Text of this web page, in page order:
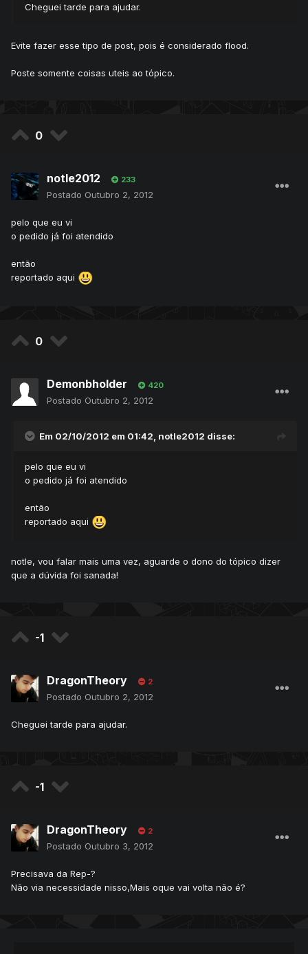
Cheguei tarde para ajudar.
Evite fazer esse tipo de post, pois é considerado flood.
Poste somente coisas uteis ao tópico.
0
notle2012 233
Postado Outubro 2, 2012
pelo que eu vi
o pedido já foi atendido
então
reportado aqui
0
Demonbholder 420
Postado Outubro 2, 2012
Em 02/10/2012 em 01:42, notle2012 disse:
pelo que eu vi
o pedido já foi atendido
então
reportado aqui
notle, vou falar mais uma vez, aguarde o dono do tópico dizer
que a dúvida foi sanada!
-1
DragonTheory 2
Postado Outubro 2, 2012
Cheguei tarde para ajudar.
-1
DragonTheory 2
Postado Outubro 3, 2012
Precisava da Rep-?
Não via necessidade nisso,Mais oque vai volta não é?